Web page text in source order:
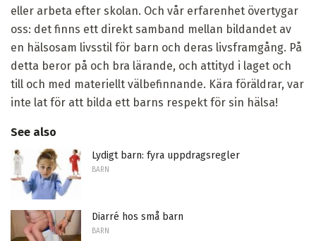
eller arbeta efter skolan. Och vår erfarenhet övertygar
oss: det finns ett direkt samband mellan bildandet av
en hälsosam livsstil för barn och deras livsframgång. På
detta beror på och bra lärande, och attityd i laget och
till och med materiellt välbefinnande. Kära föräldrar, var
inte lat för att bilda ett barns respekt för sin hälsa!
See also
Lydigt barn: fyra uppdragsregler
BARN
Diarré hos små barn
BARN